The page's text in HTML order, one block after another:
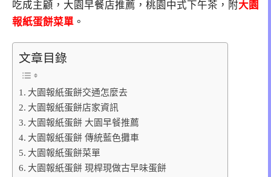
吃成主顧，大園早餐店推薦，桃園中式下午茶，附大園
報紙蛋餅菜單 。
文章目錄
大園報紙蛋餅交通怎麼去
大園報紙蛋餅店家資訊
大園報紙蛋餅 大園早餐推薦
大園報紙蛋餅 傳統藍色攤車
大園報紙蛋餅菜單
大園報紙蛋餅 現桿現做古早味蛋餅